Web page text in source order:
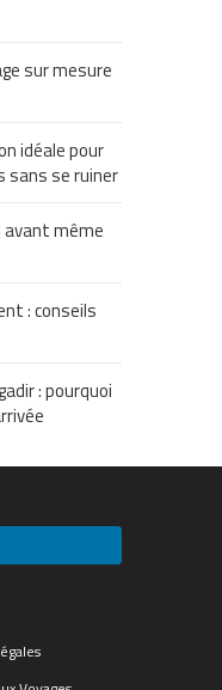
sur mesure
idéale pour
sans se ruiner
avant même
: conseils
: pourquoi